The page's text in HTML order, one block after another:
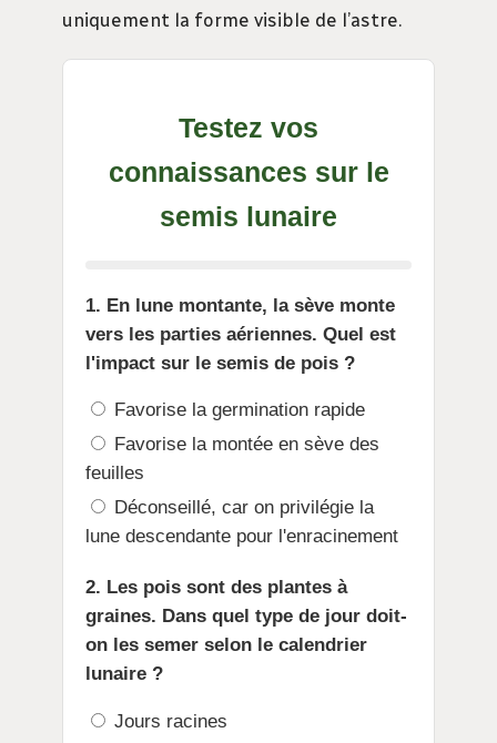
uniquement la forme visible de l’astre.
Testez vos
connaissances sur le
semis lunaire
1. En lune montante, la sève monte
vers les parties aériennes. Quel est
l'impact sur le semis de pois ?
Favorise la germination rapide
Favorise la montée en sève des
feuilles
Déconseillé, car on privilégie la
lune descendante pour l'enracinement
2. Les pois sont des plantes à
graines. Dans quel type de jour doit-
on les semer selon le calendrier
lunaire ?
Jours racines